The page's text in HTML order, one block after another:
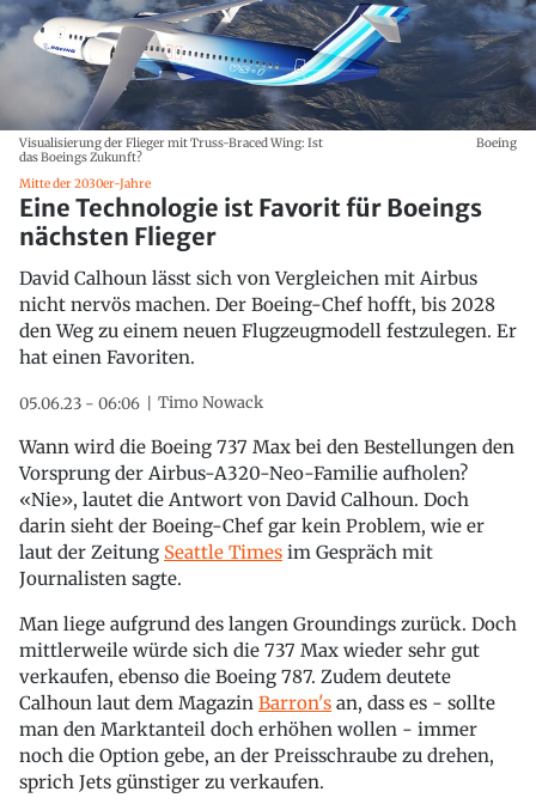
Visualisierung der Flieger mit Truss-Braced Wing: Ist
das Boeings Zukunft?
Boeing
Mitte der 2030er-Jahre
Eine Technologie ist Favorit für Boeings
nächsten Flieger
David Calhoun lässt sich von Vergleichen mit Airbus
nicht nervös machen. Der Boeing-Chef hofft, bis 2028
den Weg zu einem neuen Flugzeugmodell festzulegen. Er
hat einen Favoriten.
05.06.23 - 06:06 Timo Nowack
Wann wird die Boeing 737 Max bei den Bestellungen den
Vorsprung der Airbus-A320-Neo-Familie aufholen?
«Nie», lautet die Antwort von David Calhoun. Doch
darin sieht der Boeing-Chef gar kein Problem, wie er
laut der Zeitung Seattle Times im Gespräch mit
Journalisten sagte.
Man liege aufgrund des langen Groundings zurück. Doch
mittlerweile würde sich die 737 Max wieder sehr gut
verkaufen, ebenso die Boeing 787. Zudem deutete
Calhoun laut dem Magazin Barron's an, dass es - sollte
man den Marktanteil doch erhöhen wollen - immer
noch die Option gebe, an der Preisschraube zu drehen,
sprich Jets günstiger zu verkaufen.